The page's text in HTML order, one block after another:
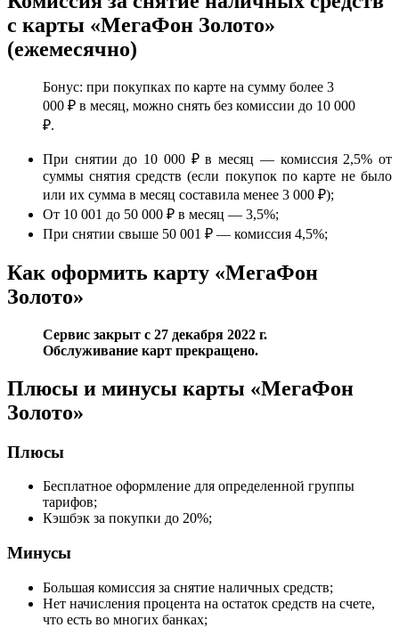
с карты «МегаФон Золото»
(ежемесячно)
Бонус: при покупках по карте на сумму более 3
000 ₽ в месяц, можно снять без комиссии до 10 000
₽.
При снятии до 10 000 ₽ в месяц — комиссия 2,5% от
суммы снятия средств (если покупок по карте не было
или их сумма в месяц составила менее 3 000 ₽);
От 10 001 до 50 000 ₽ в месяц — 3,5%;
При снятии свыше 50 001 ₽ — комиссия 4,5%;
Как оформить карту «МегаФон
Золото»
Сервис закрыт с 27 декабря 2022 г.
Обслуживание карт прекращено.
Плюсы и минусы карты «МегаФон
Золото»
Плюсы
Бесплатное оформление для определенной группы
тарифов;
Кэшбэк за покупки до 20%;
Минусы
Большая комиссия за снятие наличных средств;
Нет начисления процента на остаток средств на счете,
что есть во многих банках;